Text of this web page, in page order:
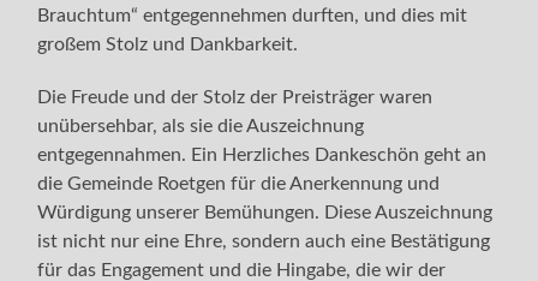
Brauchtum“ entgegennehmen durften, und dies mit
großem Stolz und Dankbarkeit.
Die Freude und der Stolz der Preisträger waren
unübersehbar, als sie die Auszeichnung
entgegennahmen. Ein Herzliches Dankeschön geht an
die Gemeinde Roetgen für die Anerkennung und
Würdigung unserer Bemühungen. Diese Auszeichnung
ist nicht nur eine Ehre, sondern auch eine Bestätigung
für das Engagement und die Hingabe, die wir der